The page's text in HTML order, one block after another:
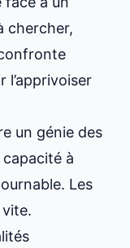
chercher,
l’apprivoiser
un génie des
à
Les